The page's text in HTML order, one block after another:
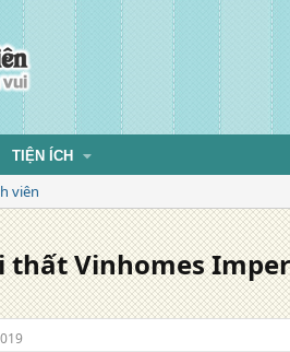
TIỆN ÍCH
viên
thất Vinhomes